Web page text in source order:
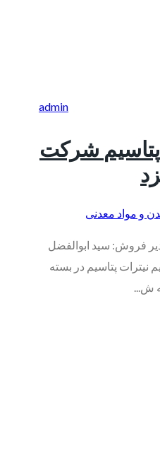
admin
فروش نیترات پتاسیم‎ شرکت
و مواد معدنی
فروش: سید ابوالفضل
حسینی فروش نیترات پتاسیم‎ نیترات پتاسیم در بسته